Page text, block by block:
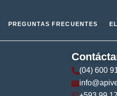
PREGUNTAS FRECUENTES
(04) 600